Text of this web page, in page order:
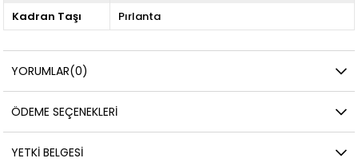
Kadran Taşı
Pırlanta
YORUMLAR(0)
ÖDEME SEÇENEKLERI
YETKİ BELGESİ